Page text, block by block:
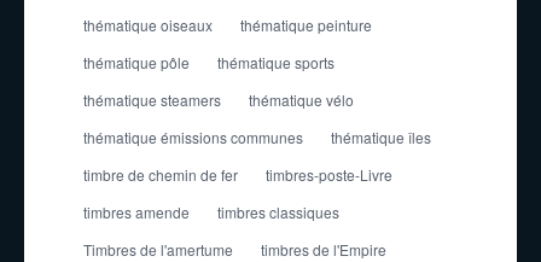
thématique oiseaux
thématique peinture
thématique pôle
thématique sports
thématique steamers
thématique vélo
thématique émissions communes
thématique îles
timbre de chemin de fer
timbres-poste-Livre
timbres amende
timbres classiques
Timbres de l'amertume
timbres de l'Empire